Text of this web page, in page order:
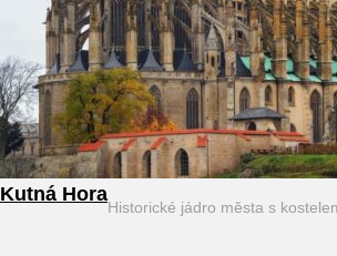
Kutná Hora
Historické jádro města s